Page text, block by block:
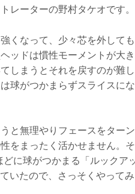
レーターの野村タケオです。
くなって、少々芯を外して
ッドは慣性モーメントが大
しまうとそれを戻すのが難
球がつかまらずスライスに
と無理やりフェースをター
まったく活かせません。
に球がつかまる「ルックア
いたので、さっそくやってみ